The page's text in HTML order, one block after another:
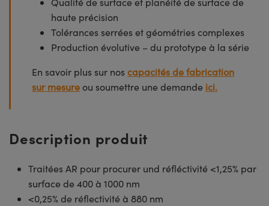
haute précision
Tolérances serrées et géométries complexes
Production évolutive – du prototype à la série
En savoir plus sur nos capacités de fabrication
sur mesure ou soumettre une demande ici.
Description produit
Traitées AR pour procurer und réfléctivité <1,25% par
surface de 400 à 1000 nm
<0,25% de réflectivité à 880 nm